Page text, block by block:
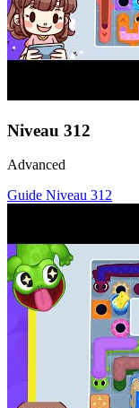
Niveau 312
Advanced
Guide Niveau 312